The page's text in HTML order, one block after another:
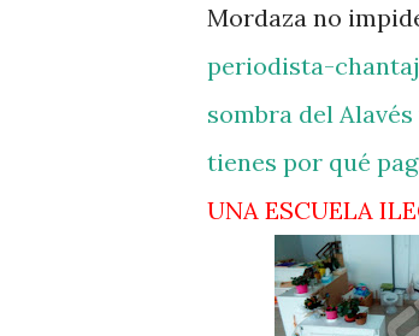
Mordaza no
periodista-
sombra del
tienes por qué
UNA ESCUELA